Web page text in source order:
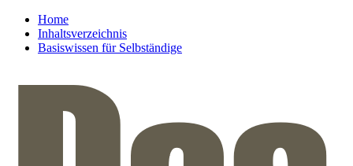
Home
Inhaltsverzeichnis
Basiswissen für Selbständige